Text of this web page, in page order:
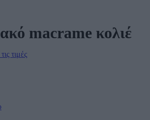
macrame κολιέ
τιμές